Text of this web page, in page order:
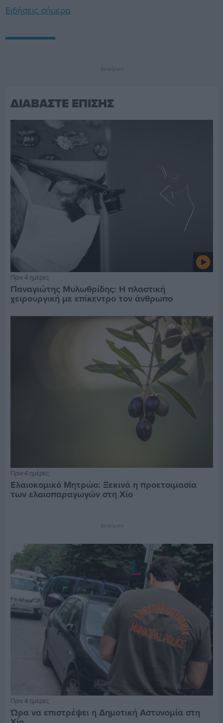
Ειδήσεις σήμερα
Διαφήμιση
ΔΙΑΒΑΣΤΕ ΕΠΙΣΗΣ
Πριν 4 ημέρες
Παναγιώτης Μυλωθρίδης: Η πλαστική
χειρουργική με επίκεντρο τον άνθρωπο
Πριν 4 ημέρες
Ελαιοκομικό Μητρώο: Ξεκινά η προετοιμασία
των ελαιοπαραγωγών στη Χίο
Διαφήμιση
Πριν 4 ημέρες
Ώρα να επιστρέψει η Δημοτική Αστυνομία στη